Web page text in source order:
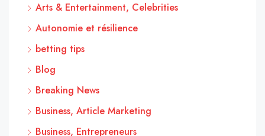
Arts & Entertainment, Celebrities
Autonomie et résilience
betting tips
Blog
Breaking News
Business, Article Marketing
Business, Entrepreneurs